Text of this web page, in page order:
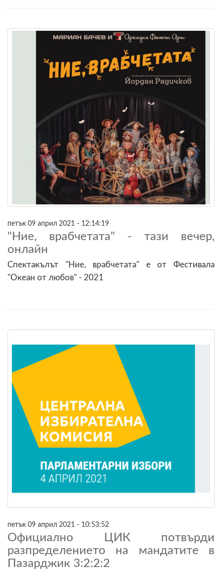
петък 09 април 2021 - 12:14:19
"Ние, врабчетата" - тази вечер,
онлайн
Спектакълът "Ние, врабчетата" е от Фестивала
"Океан от любов" - 2021
петък 09 април 2021 - 10:53:52
Официално ЦИК потвърди
разпределението на мандатите в
Пазарджик 3:2:2:2